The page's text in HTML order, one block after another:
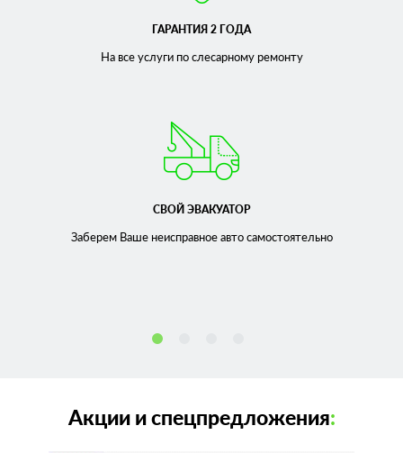
ГАРАНТИЯ 2 ГОДА
На все услуги по слесарномуремонту
СВОЙ ЭВАКУАТОР
Заберем Ваше неисправноеавто самостоятельно
Акции и спецпредложения: